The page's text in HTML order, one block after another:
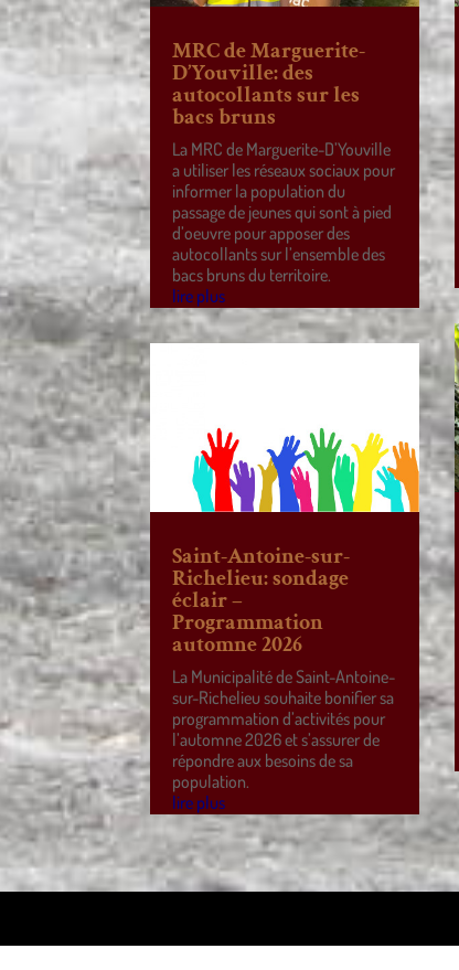
MRC de Marguerite-
D’Youville: des
autocollants sur les
bacs bruns
La MRC de Marguerite-D’Youville
a utiliser les réseaux sociaux pour
informer la population du
passage de jeunes qui sont à pied
d’oeuvre pour apposer des
autocollants sur l’ensemble des
bacs bruns du territoire.
lire plus
Saint-Antoine-sur-
Richelieu: sondage
éclair –
Programmation
automne 2026
La Municipalité de Saint-Antoine-
sur-Richelieu souhaite bonifier sa
programmation d’activités pour
l’automne 2026 et s’assurer de
répondre aux besoins de sa
population.
lire plus